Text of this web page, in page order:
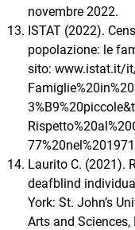
novembre 2022.
ISTAT (2022).
popolazione: le
sito: www.istat.it/
Laurito C. (2021).
deafblind
York: St. John’s
Arts and